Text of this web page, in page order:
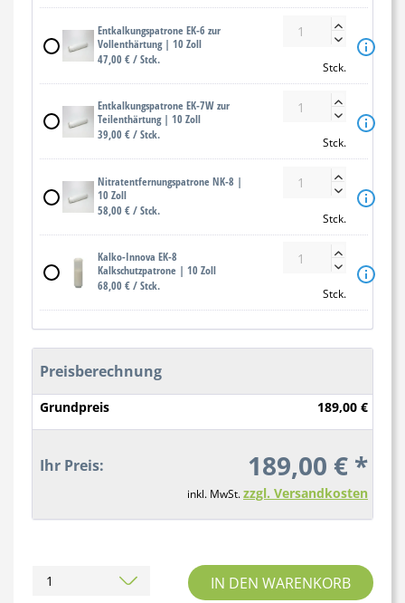
Entkalkungspatrone EK-6 zur
Vollenthärtung | 10 Zoll
47,00 € / Stck.


Stck.
Entkalkungspatrone EK-7W zur
Teilenthärtung | 10 Zoll
39,00 € / Stck.


Stck.
Nitratentfernungspatrone NK-8 |
10 Zoll
58,00 € / Stck.


Stck.
Kalko-Innova EK-8
Kalkschutzpatrone | 10 Zoll
68,00 € / Stck.


Stck.
Preisberechnung
Grundpreis 189,00 €
Ihr Preis: 189,00 € *
inkl. MwSt.zzgl. Versandkosten
IN DEN WARENKORB